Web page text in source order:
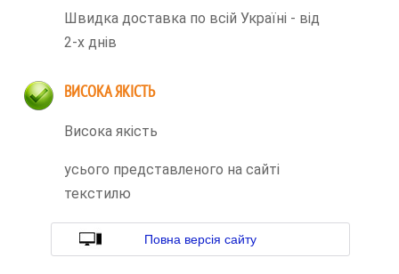
Швидка доставка по всій Україні - від
2-х днів
ВИСОКА ЯКІСТЬ
Висока якість
усього представленого на сайті
текстилю
Повна версія сайту